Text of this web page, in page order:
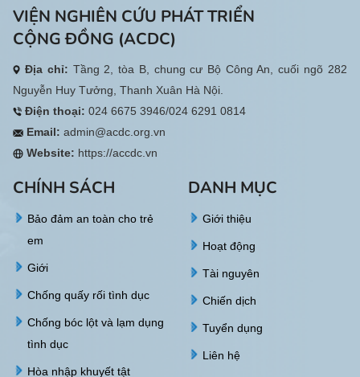
VIỆN NGHIÊN CỨU PHÁT TRIỂN
CỘNG ĐỒNG (ACDC)
Địa chỉ: Tầng 2, tòa B, chung cư Bộ Công An, cuối ngõ 282
Nguyễn Huy Tưởng, Thanh Xuân Hà Nội.
Điện thoại: 024 6675 3946/024 6291 0814
Email: admin@acdc.org.vn
Website: https://accdc.vn
CHÍNH SÁCH
Bảo đảm an toàn cho trẻ
em
Giới
Chống quấy rối tình dục
Chống bóc lột và lạm dụng
tình dục
Hòa nhập khuyết tật
DANH MỤC
Giới thiệu
Hoạt động
Tài nguyên
Chiến dịch
Tuyển dụng
Liên hệ